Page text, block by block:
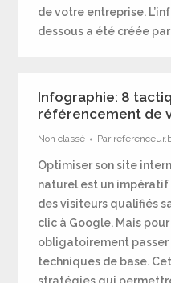
de votre entreprise.
dessous a été créée
Infographie: 8
référencement de
Non classé Par
Optimiser son site
naturel est un
des visiteurs qualifiés
clic à Google. Mais
obligatoirement passer
techniques de base.